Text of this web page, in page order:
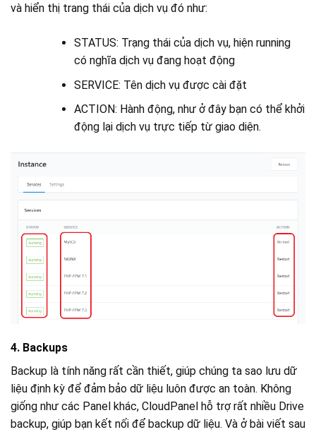
và hiển thị trang thái của dịch vụ đó như:
STATUS: Trạng thái của dịch vụ, hiện running
có nghĩa dịch vụ đang hoạt động
SERVICE: Tên dịch vụ được cài đặt
ACTION: Hành động, như ở đây bạn có thể khởi
động lại dịch vụ trực tiếp từ giao diện.
4. Backups
Backup là tính năng rất cần thiết, giúp chúng ta sao lưu dữ
liệu định kỳ để đảm bảo dữ liệu luôn được an toàn. Không
giống như các Panel khác, CloudPanel hỗ trợ rất nhiều Drive
backup, giúp bạn kết nối để backup dữ liệu. Và ở bài viết sau